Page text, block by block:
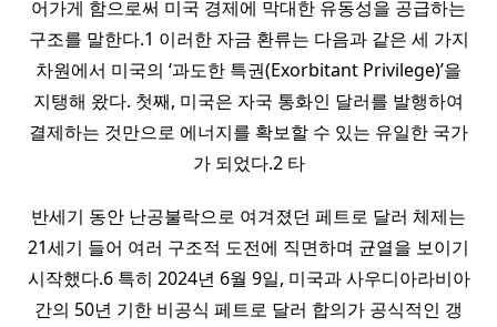
어가게 함으로써 미국 경제에 막대한 유동성을 공급하는
구조를 말한다.1 이러한 자금 환류는 다음과 같은 세 가지
차원에서 미국의 ‘과도한 특권(Exorbitant Privilege)’을
지탱해 왔다. 첫째, 미국은 자국 통화인 달러를 발행하여
결제하는 것만으로 에너지를 확보할 수 있는 유일한 국가
가 되었다.2 타
반세기 동안 난공불락으로 여겨졌던 페트로 달러 체제는
21세기 들어 여러 구조적 도전에 직면하며 균열을 보이기
시작했다.6 특히 2024년 6월 9일, 미국과 사우디아라비아
간의 50년 기한 비공식 페트로 달러 합의가 공식적인 갱